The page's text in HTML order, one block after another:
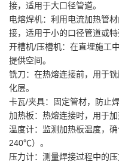
接，适用于大口径管道。
电熔焊机：利用电流加热管
接，适用于小的口径管道或特
开槽机/压槽机：在直埋施工
提供空间。
铣刀：在热熔连接前，用于
化层。
卡瓦/夹具：固定管材，防止
加热板：热熔连接时，用于加
温度计：监测加热板温度，
240℃）。
压力计：测量焊接过程中的压